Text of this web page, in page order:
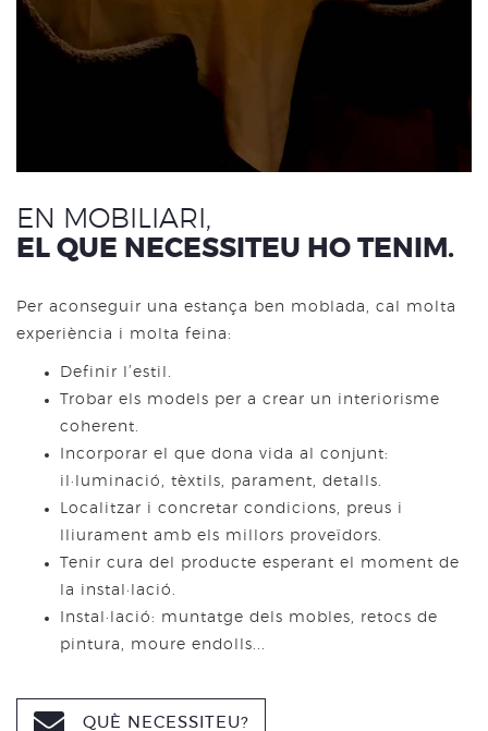
EN MOBILIARI,
EL QUE NECESSITEU HO TENIM.
Per aconseguir una estança ben moblada, cal molta
experiència i molta feina:
Definir l’estil.
Trobar els models per a crear un interiorisme
coherent.
Incorporar el que dona vida al conjunt:
il·luminació, tèxtils, parament, detalls.
Localitzar i concretar condicions, preus i
lliurament amb els millors proveïdors.
Tenir cura del producte esperant el moment de
la instal·lació.
Instal·lació: muntatge dels mobles, retocs de
pintura, moure endolls...
QUÈ NECESSITEU?